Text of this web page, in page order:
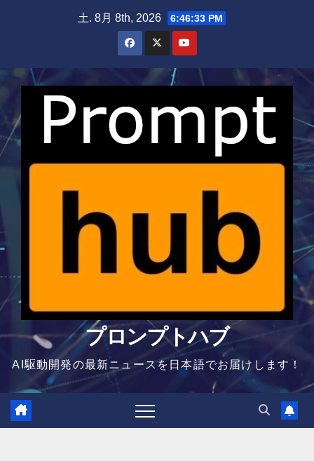
土. 8月 8th, 2026 6:46:34 PM
プロンプトハブ
AI駆動開発の最新ニュースを日本語でお届けします！